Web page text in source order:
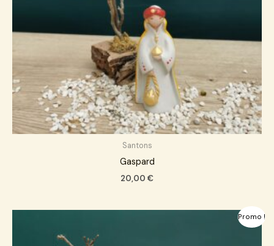
Santons
Gaspard
20,00 €
Promo !